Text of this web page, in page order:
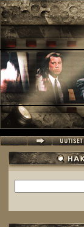
Hyppää pääsisältöön
Hakulomake